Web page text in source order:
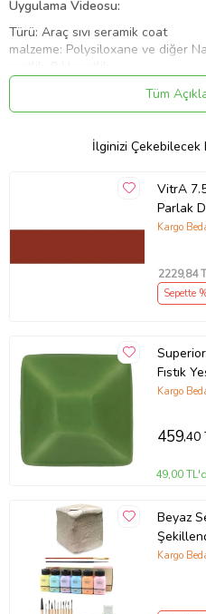
Uygulama Videosu:
Türü: Araç sıvı seramik coat
malzeme: Polysiloxane ve diğer
kaplama Kalınlığı: 30um
parlatıcısı: Mükemmel parlak
Anti-korozyon: PH tolerans: PH2-
isı Direnci: 760 derece kadar
tüketimi: 30 ML
kcm54115017
Tüm
İlginizi
VitrA
Parlak
Kargo
2229,84
Sepette
Fıstık
Kargo
459,40
49,00
Beyaz
Akrilik
Kargo